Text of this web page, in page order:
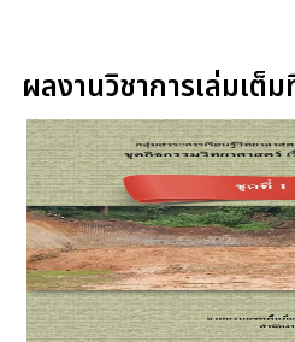
ผลงานวิชาการเล่มเต็